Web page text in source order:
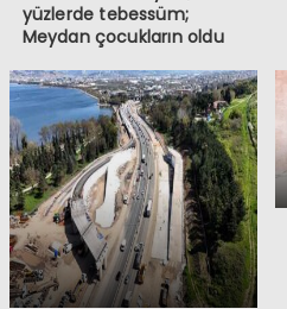
yüzlerde tebessüm;
Meydan çocukların oldu